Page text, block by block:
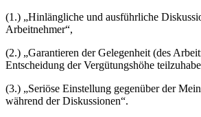
(1.) „Hinlängliche und ausführliche
Arbeitnehmer“,
(2.) „Garantieren der Gelegenheit (des
Entscheidung der Vergütungshöhe
(3.) „Seriöse Einstellung gegenüber der
während der Diskussionen“.